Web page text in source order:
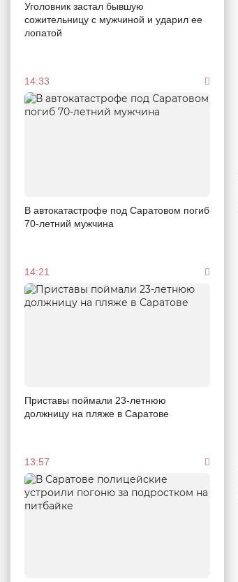
Уголовник застал бывшую
сожительницу с мужчиной и ударил ее
лопатой
14:33
В автокатастрофе под Саратовом погиб
70-летний мужчина
14:21
Приставы поймали 23-летнюю
должницу на пляже в Саратове
13:57